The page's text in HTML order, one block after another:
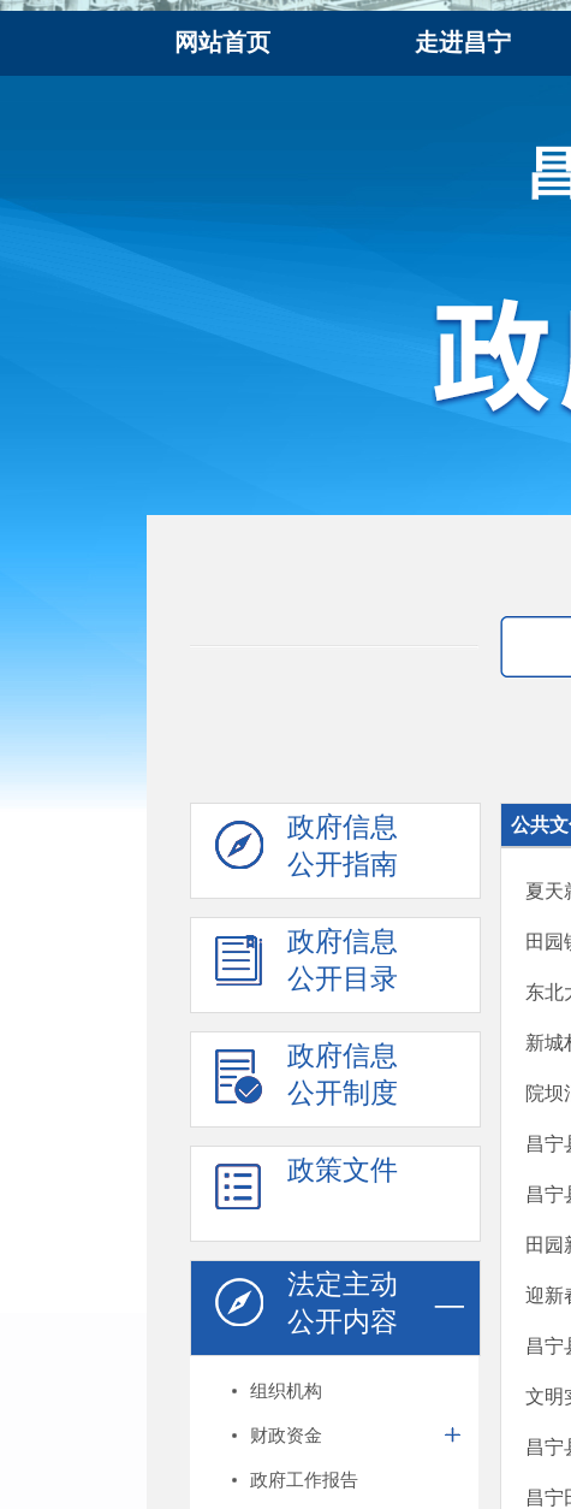
网站首页 走进昌宁
政府信息
公开指南
政府信息
公开目录
政府信息
公开制度
政策文件
法定主动
公开内容
组织机构
财政资金
政府工作报告
公共
夏天
田园
东北
新城
院坝
昌宁
昌宁
田园
迎新
昌宁
文明
昌宁
昌宁